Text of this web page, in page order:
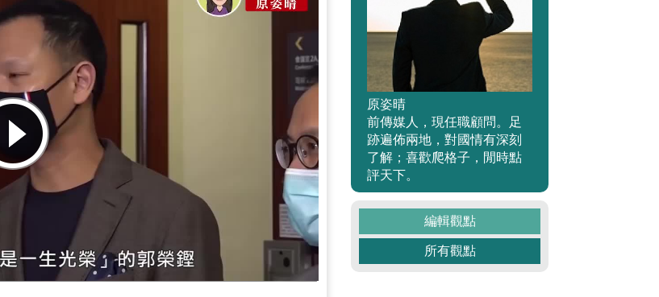
原姿晴
前傳媒人，現任職顧問。足
跡遍佈兩地，對國情有深刻
了解；喜歡爬格子，閒時點
評天下。
編輯觀點
所有觀點